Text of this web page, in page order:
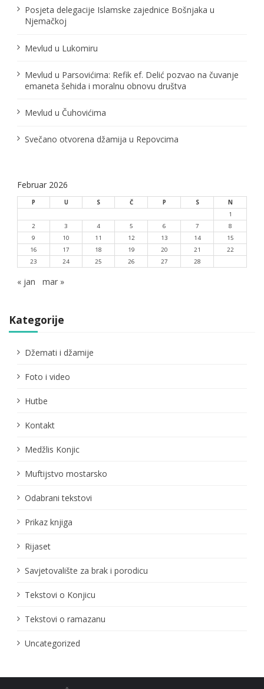
č
a
n
k
a
Posjeta delegacije Islamske zajednice Bošnjaka u
Njemačkoj
Mevlud u Lukomiru
Mevlud u Parsovićima: Refik ef. Delić pozvao na čuvanje
emaneta šehida i moralnu obnovu društva
Mevlud u Čuhovićima
Svečano otvorena džamija u Repovcima
Februar 2026
P U S Č P S
N
1
2
3 4 5 6 7
8
9
10 11 12 13 14
15
16
17 18 19 20 21
22
23
24 25 26 27 28
« jan mar »
Kategorije
Džemati i džamije
Foto i video
Hutbe
Kontakt
Medžlis Konjic
Muftijstvo mostarsko
Odabrani tekstovi
Prikaz knjiga
Rijaset
Savjetovalište za brak i porodicu
Tekstovi o Konjicu
Tekstovi o ramazanu
Uncategorized